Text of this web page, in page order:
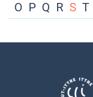
O P Q R S T